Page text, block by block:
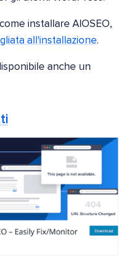
installare AIOSEO,
all'installazione.
anche un